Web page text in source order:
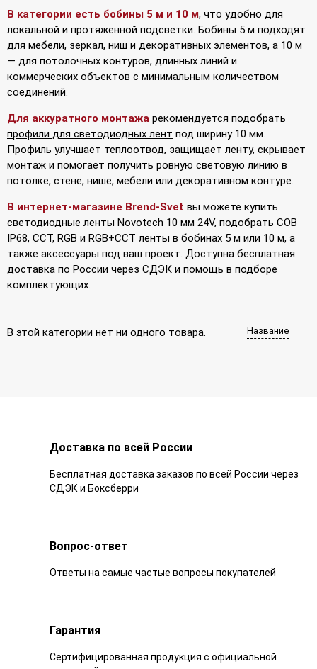
В категории есть бобины 5 м и 10 м, что удобно для
локальной и протяженной подсветки. Бобины 5 м подходят
для мебели, зеркал, ниш и декоративных элементов, а 10 м
— для потолочных контуров, длинных линий и
коммерческих объектов с минимальным количеством
соединений.
Для аккуратного монтажа рекомендуется подобрать
профили для светодиодных лент под ширину 10 мм.
Профиль улучшает теплоотвод, защищает ленту, скрывает
монтаж и помогает получить ровную световую линию в
потолке, стене, нише, мебели или декоративном контуре.
В интернет-магазине Brend-Svet вы можете купить
светодиодные ленты Novotech 10 мм 24V, подобрать COB
IP68, CCT, RGB и RGB+CCT ленты в бобинах 5 м или 10 м, а
также аксессуары под ваш проект. Доступна бесплатная
доставка по России через СДЭК и помощь в подборе
комплектующих.
Название
В этой категории нет ни одного товара.
Доставка по всей России
Бесплатная доставка заказов по всей России через
СДЭК и Боксберри
Вопрос-ответ
Ответы на самые частые вопросы покупателей
Гарантия
Сертифицированная продукция с официальной